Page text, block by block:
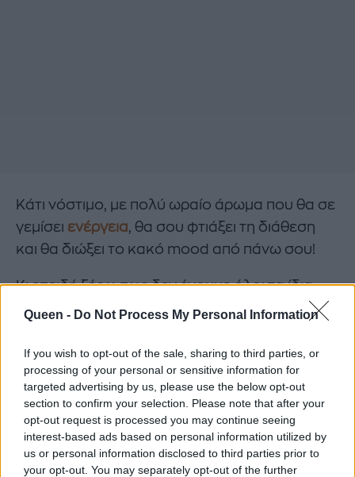
Queen - Do Not Process My Personal Information
If you wish to opt-out of the sale, sharing to third parties, or
processing of your personal or sensitive information for
targeted advertising by us, please use the below opt-out
section to confirm your selection. Please note that after your
opt-out request is processed you may continue seeing
interest-based ads based on personal information utilized by
us or personal information disclosed to third parties prior to
your opt-out. You may separately opt-out of the further
Κάτι νόστιμο, με πολύ ωραίο άρωμα που θα σε
γεμίσει ενέργεια, θα σου φτιάξει τη διάθεση
και θα διώξει το κακό mood από πάνω σου!
Κι επειδή ξέρω πως δεν έχουμε όλοι τα ίδια
γούστα, σου έχω 5 διαφορετικές προτάσεις
περισσότερο (για να πω την αλήθεια εγώ όλες
τις δοκίμασα και «κόλλησα» με το Νο3 της
gallery.